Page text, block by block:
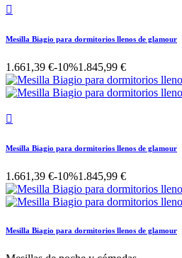

Mesilla Biagio para dormitorios llenos de glamour
1.661,39 €-10%1.845,99 €

Mesilla Biagio para dormitorios llenos de glamour
1.661,39 €-10%1.845,99 €
Mesilla Biagio para dormitorios llenos de glamour